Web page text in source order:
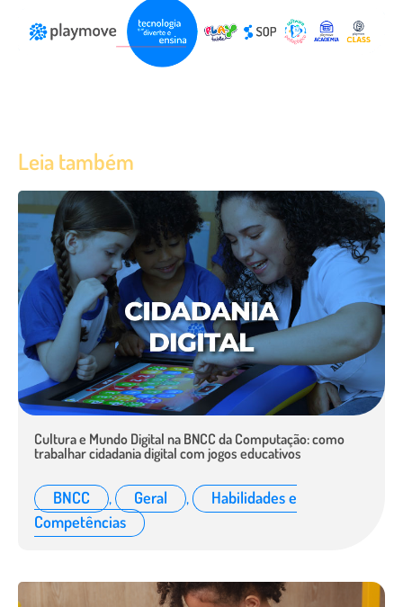
Leia também
Cultura e Mundo Digital na BNCC da Computação: como
trabalhar cidadania digital com jogos educativos
BNCC , Geral ,
Habilidades e
Competências